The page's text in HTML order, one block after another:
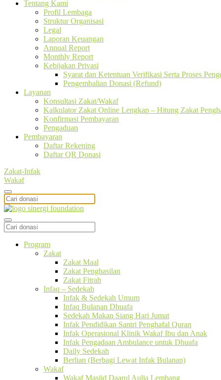
Tentang Kami
Profil Lembaga
Struktur Organisasi
Legal
Laporan Keuangan
Annual Report
Monthly Report
Kebijakan Privasi
Syarat dan Ketentuan Verifikasi Serta Proses
Pengembalian Donasi (Refund)
Layanan
Konsultasi Zakat/Wakaf
Kalkulator Zakat Online Lengkap – Hitung Zakat
Konfirmasi Pembayaran
Pengaduan
Pembayaran
Daftar Rekening
Daftar QR Donasi
Zakat-Infak
Wakaf
Program
Zakat
Zakat Maal
Zakat Penghasilan
Zakat Fitrah
Infaq – Sedekah
Infak & Sedekah Umum
Infaq Bulanan Dhuafa
Sedekah Makan Siang Hari Jumat
Infak Pendidikan Santri Penghafal Quran
Infak Operasional Klinik Wakaf Ibu dan Anak
Infak Pengadaan Ambulance untuk Dhuafa
Daily Sedekah
Berlian (Berbagi Lewat Infak Bulanan)
Wakaf
Wakaf Masjid Daarul Aulia Lembang